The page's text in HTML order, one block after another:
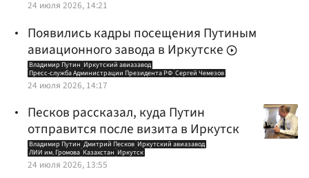
24 июля 2026, 14:21
Появились кадры посещения Путиным
авиационного завода в Иркутске
Владимир Путин Иркутский авиазавод
Пресс-служба Администрации Президента РФ Сергей Чемезов
24 июля 2026, 14:17
Песков рассказал, куда Путин
отправится после визита в Иркутск
Владимир Путин Дмитрий Песков Иркутский авиазавод
ЛИИ им. Громова Казахстан Иркутск
24 июля 2026, 13:55